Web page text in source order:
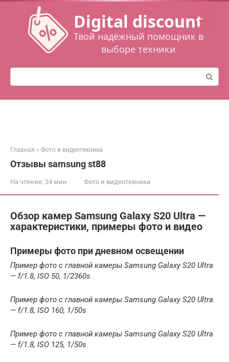
Перейти
контенту
Digital discount
Твой надёжный помощник в
выборе техники
Поиск:
Главная » Фото и видеотехника
Отзывы samsung st88
На чтение: 24 мин Фото и видеотехника
Обзор камер Samsung Galaxy S20 Ultra —
характеристики, примеры фото и видео
Примеры фото при дневном освещении
Пример фото с главной камеры Samsung Galaxy S20 Ultra
— f/1.8, ISO 50, 1/2360s
Пример фото с главной камеры Samsung Galaxy S20 Ultra
— f/1.8, ISO 160, 1/50s
Пример фото с главной камеры Samsung Galaxy S20 Ultra
— f/1.8, ISO 125, 1/50s